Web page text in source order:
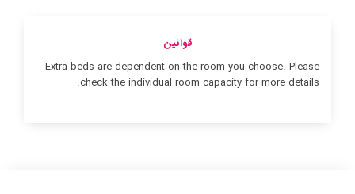
قوانین
Extra beds are dependent on the room you choose. Please
check the individual room capacity for more details.